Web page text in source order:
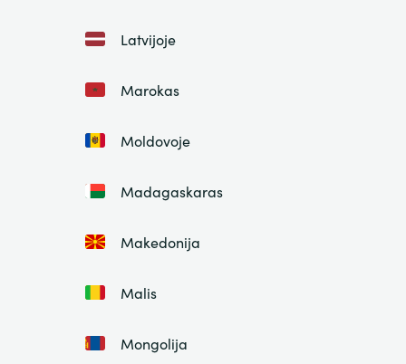
Latvijoje
Marokas
Moldovoje
Madagaskaras
Makedonija
Malis
Mongolija